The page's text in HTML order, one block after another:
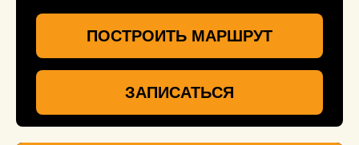
ПОСТРОИТЬ МАРШРУТ
ЗАПИСАТЬСЯ